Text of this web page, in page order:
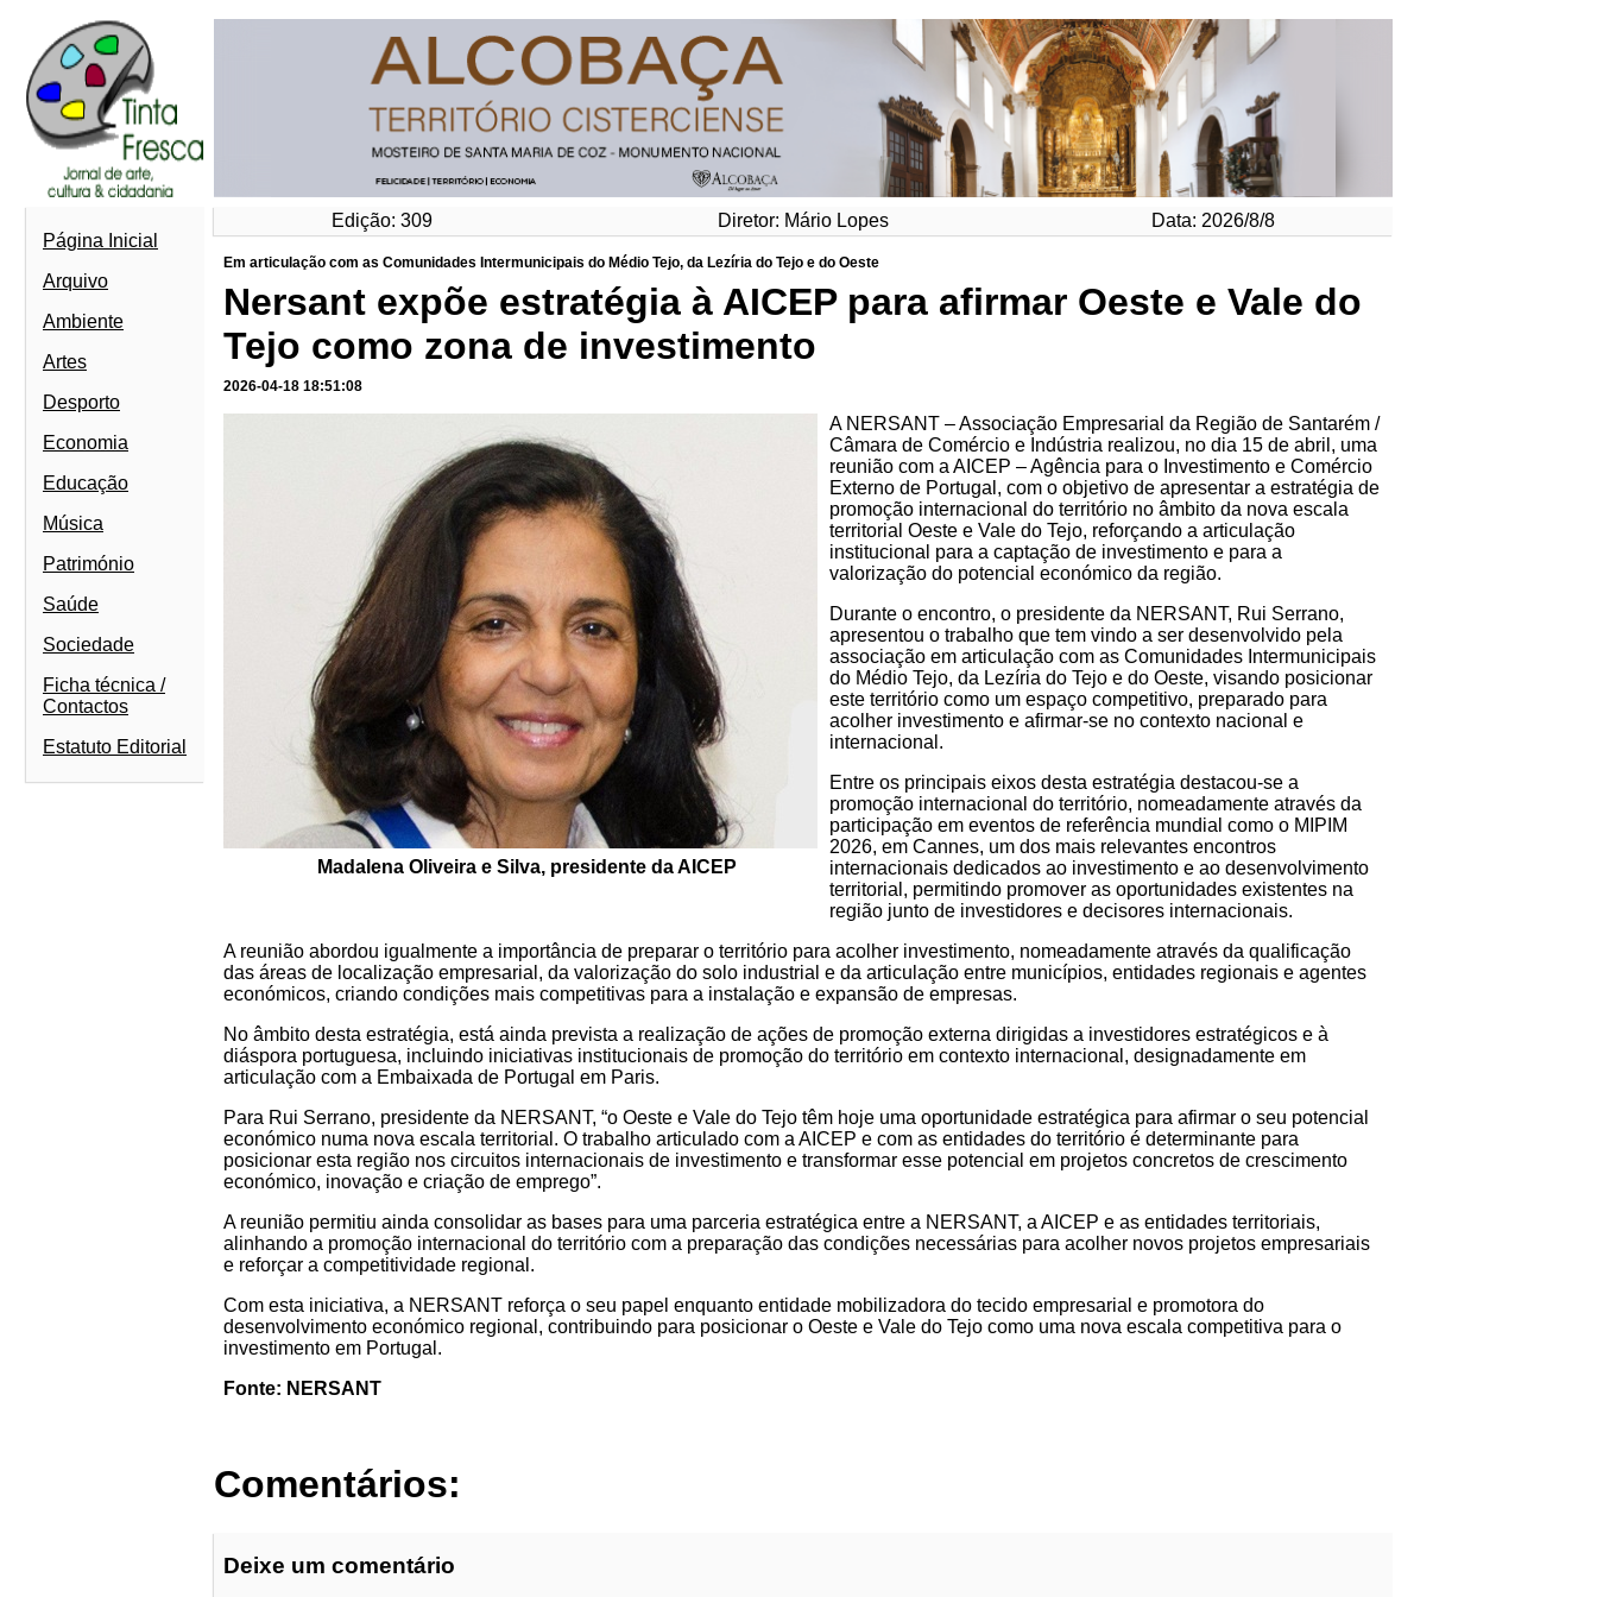
Edição: 309 Diretor: Mário Lopes
Data: 2026/8/8
Página Inicial
Arquivo
Ambiente
Artes
Desporto
Economia
Educação
Música
Património
Saúde
Sociedade
Ficha técnica /
Contactos
Estatuto Editorial
Em articulação com as Comunidades Intermunicipais do Médio Tejo, da Lezíria do Tejo e do Oeste
Nersant expõe estratégia à AICEP para afirmar Oeste e Vale do
Tejo como zona de investimento
2026-04-18 18:51:08
Madalena Oliveira e Silva, presidente da AICEP
A NERSANT – Associação Empresarial da Região de Santarém /
Câmara de Comércio e Indústria realizou, no dia 15 de abril, uma
reunião com a AICEP – Agência para o Investimento e Comércio
Externo de Portugal, com o objetivo de apresentar a estratégia de
promoção internacional do território no âmbito da nova escala
territorial Oeste e Vale do Tejo, reforçando a articulação
institucional para a captação de investimento e para a
valorização do potencial económico da região.
Durante o encontro, o presidente da NERSANT, Rui Serrano,
apresentou o trabalho que tem vindo a ser desenvolvido pela
associação em articulação com as Comunidades Intermunicipais
do Médio Tejo, da Lezíria do Tejo e do Oeste, visando posicionar
este território como um espaço competitivo, preparado para
acolher investimento e afirmar-se no contexto nacional e
internacional.
Entre os principais eixos desta estratégia destacou-se a
promoção internacional do território, nomeadamente através da
participação em eventos de referência mundial como o MIPIM
2026, em Cannes, um dos mais relevantes encontros
internacionais dedicados ao investimento e ao desenvolvimento
territorial, permitindo promover as oportunidades existentes na
região junto de investidores e decisores internacionais.
A reunião abordou igualmente a importância de preparar o território para acolher investimento, nomeadamente através da qualificação
das áreas de localização empresarial, da valorização do solo industrial e da articulação entre municípios, entidades regionais e agentes
económicos, criando condições mais competitivas para a instalação e expansão de empresas.
No âmbito desta estratégia, está ainda prevista a realização de ações de promoção externa dirigidas a investidores estratégicos e à
diáspora portuguesa, incluindo iniciativas institucionais de promoção do território em contexto internacional, designadamente em
articulação com a Embaixada de Portugal em Paris.
Para Rui Serrano, presidente da NERSANT, “o Oeste e Vale do Tejo têm hoje uma oportunidade estratégica para afirmar o seu potencial
económico numa nova escala territorial. O trabalho articulado com a AICEP e com as entidades do território é determinante para
posicionar esta região nos circuitos internacionais de investimento e transformar esse potencial em projetos concretos de crescimento
económico, inovação e criação de emprego”.
A reunião permitiu ainda consolidar as bases para uma parceria estratégica entre a NERSANT, a AICEP e as entidades territoriais,
alinhando a promoção internacional do território com a preparação das condições necessárias para acolher novos projetos empresariais
e reforçar a competitividade regional.
Com esta iniciativa, a NERSANT reforça o seu papel enquanto entidade mobilizadora do tecido empresarial e promotora do
desenvolvimento económico regional, contribuindo para posicionar o Oeste e Vale do Tejo como uma nova escala competitiva para o
investimento em Portugal.
Fonte: NERSANT
Comentários:
Deixe um comentário